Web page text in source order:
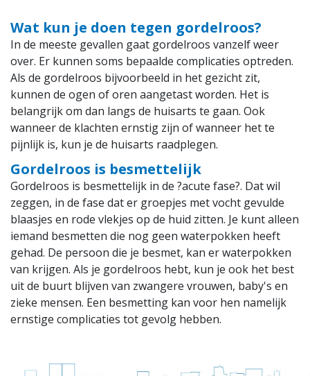
Wat kun je doen tegen gordelroos?
In de meeste gevallen gaat gordelroos vanzelf weer
over. Er kunnen soms bepaalde complicaties optreden.
Als de gordelroos bijvoorbeeld in het gezicht zit,
kunnen de ogen of oren aangetast worden. Het is
belangrijk om dan langs de huisarts te gaan. Ook
wanneer de klachten ernstig zijn of wanneer het te
pijnlijk is, kun je de huisarts raadplegen.
Gordelroos is besmettelijk
Gordelroos is besmettelijk in de ?acute fase?. Dat wil
zeggen, in de fase dat er groepjes met vocht gevulde
blaasjes en rode vlekjes op de huid zitten. Je kunt alleen
iemand besmetten die nog geen waterpokken heeft
gehad. De persoon die je besmet, kan er waterpokken
van krijgen. Als je gordelroos hebt, kun je ook het best
uit de buurt blijven van zwangere vrouwen, baby's en
zieke mensen. Een besmetting kan voor hen namelijk
ernstige complicaties tot gevolg hebben.